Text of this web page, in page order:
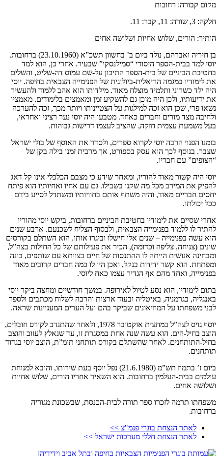
מקום קבורה: רחובות
חלקה: 3, שורה: 11, קבר: 11.
הותיר: הורים, שלוש אחיות ושלושה אחים
בן חיריה ואברהם, נולד ביום ב’ בחשוון תשכ”א (23.10.1960) ברחובות.
יוסי למד בבית-הספר היסודי “סמילנסקי” שבעיר. אחרי כן, הוא למד
בחטיבת הביניים של בית-הספר התיכון על-שם עמוס דה-שליט, והשלים
את לימודיו במגמה הריאלית-ביולוגית של הפנימייה הצבאית בחיפה. יוסי
היה ילד כשרוני ותלמיד מוצלח מאוד. מילדותו הוא אהב ללמוד ולהעשיר
את ידיעותיו, ולכן היה מוכן גם להשקיע זמן ומאמצים בלימודים. מאמציו
נשאו פרי, שכן הוא זכה למילגות על הצטיינותו ויותר מכך, זכה להערכה
ולחיבה מצד מורים וחברים כאחד. מטבעו היה יוסי נער רציני ואחראי,
בעל משמעת עצמית חזקה, שהציב לעצמו דרישות גבוהות.
בזמנו הפנוי הרבה יוסי לקרוא ספרים, ולסדר את האוסף של בולי ישראל
שצבר. בנוסף לכך הוא עסק בספורט, אך מרבית זמנו בילה בקן של
“הצופים” עם חבריו.
יוסי היה קשור מאוד להוריו, ומאחר שידע כי מצבם הכלכלי אינו קל דאג
להפיק את המירב מכל מה שקנו בשבילו. גם עם אחיו ואחיותיו הוא פיתח
יחסים חבריים מאוד, והיה משתף אותם בחוויותיו ומשתדל לסייע בידם
ככל יכולתו.
אחרי שסיים את לימודיו בחטיבת הביניים ברחובות, ביקש יוסי מהוריו
להתיר לו ללמוד בפנימייה הצבאית, ולבסוף הצליח לשכנעם. ארבע שנים
הוא עשה בפנימייה – שנים אלו חישלו וביגרו אותו. הוא השתלם בקורסים
שונים (צניחה, צליפה וכדומה), הכיר את פעילותם של כל החילות בצה”ל,
ומבחינה אנושית הייתה לו ההתנסות של חיים בצוותא עם שותפים, בונה
ומפתחת. הוא קשר ידידות בנקל, ואכן היו לו כמה חברים קרובים מאוד
בפנימייה, ואחד מהם אף הגדיר עצמו כאח ליוסי.
בתום לימודיו, הוא נסע לטיול לאירופה. במשך חודשיים ומחצה ביקר יוסי
באנגליה, בגרמניה, באיטליה ובעוד ארצות והרבה לשלוח מכתבים ולספר
לבני משפחתו על המוזיאונים שביקר בהם ועל הערים המעניינות שראה.
יוסף גויס לצה”ל במחצית אוקטובר 1978, ולאחר שהתנדב לקורס חובלים,
הוצב בחיל-הים. הוא עשה שנה אחת במסגרת זו, עד שנאלץ לעזוב והוצב
בחיל-התותחנים. לאחר שהשתלם בקורס תותחני תומ”ת, הוצב יוסי בגדוד
תותחנים.
ביום ז’ בתמוז תש”מ (21.6.1980) נפל יוסף בעת שירותו, והובא למנוחת
עולמים בבית-העלמין ברחובות. הוא השאיר אחריו הורים, שלוש אחיות
ושלושה אחים.
משפחתו תרמה לזכרו ספר תורה לבית-הכנסת, שבשכונת מגוריה
ברחובות.
לאתר הנצחת בוגרי פנמ"צ >>
לאתר הנצחת חללי מערכות ישראל >>